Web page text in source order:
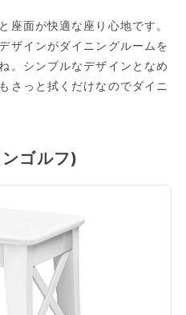
座面が快適な座り心地です。
ザインがダイニングルームを
。シンプルなデザインとなめ
さっと拭くだけなのでダイニ
ゴルフ)